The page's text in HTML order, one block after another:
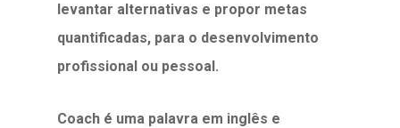
levantar alternativas e propor metas
quantificadas, para o desenvolvimento
profissional ou pessoal.
Coach é uma palavra em inglês e